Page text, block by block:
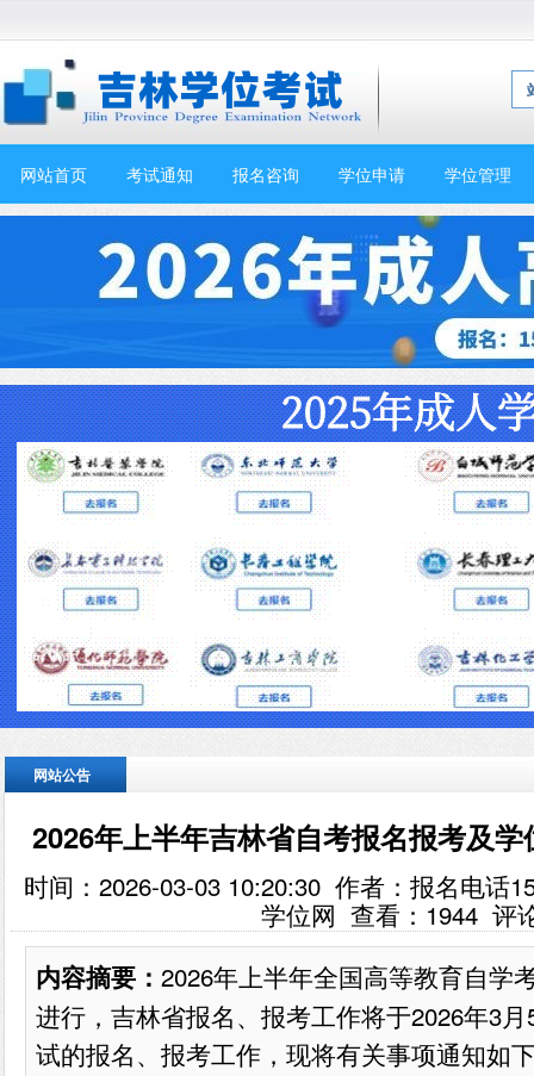
网站首页 考试通知 报名咨询 学位申请 学位管理
网站公告
2026年上半年吉林省自考报名报考及
时间：2026-03-03 10:20:30 作者：报名电话
学位网 查看： 1944 评
内容摘要： 2026年上半年全国高等教育自学
进行，吉林省报名、报考工作将于2026年3
试的报名、报考工作，现将有关事项通知如